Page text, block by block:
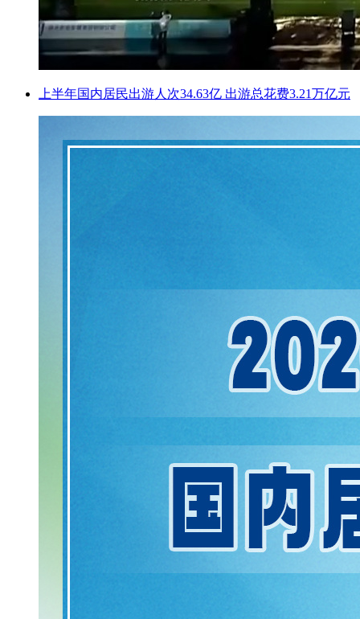
上半年国内居民出游人次34.63亿 出游总花费3.21万亿元